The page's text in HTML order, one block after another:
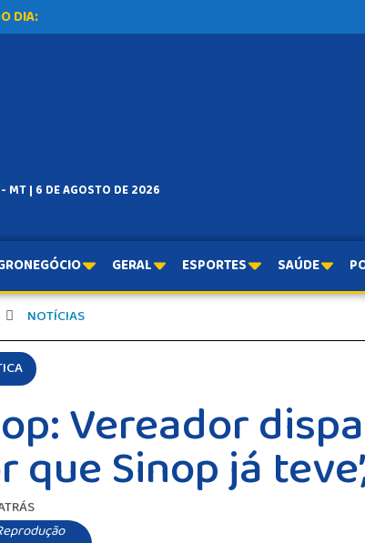
DIA:
MT | 6 DE AGOSTO DE 2026
GERAL ESPORTES SAÚDE
NOTÍCIAS
Vereador
que Sinop já